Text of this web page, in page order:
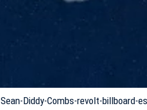
Sean-Diddy-Combs-revolt-billboard-